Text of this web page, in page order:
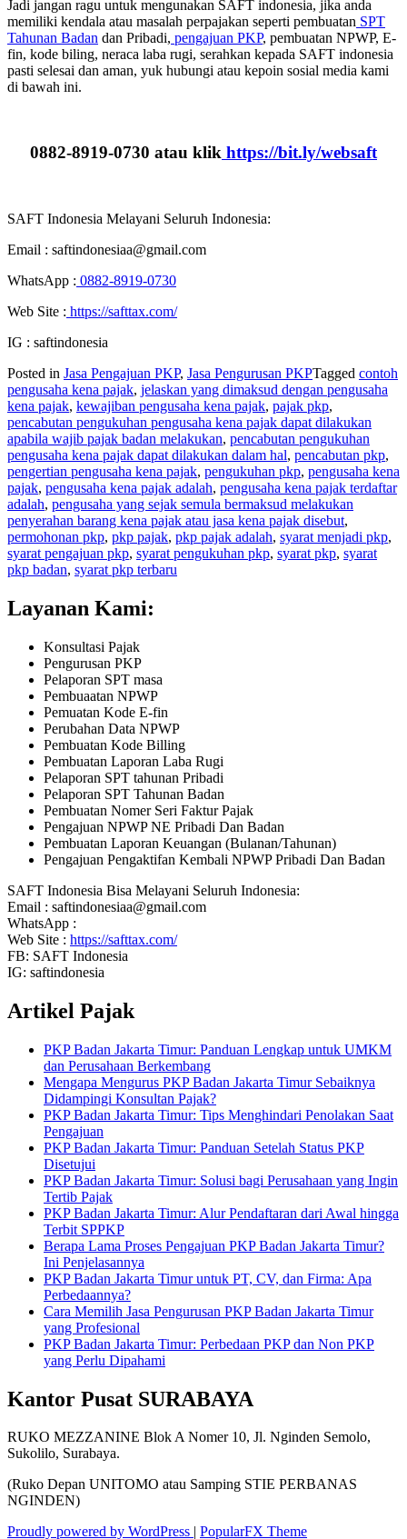
Jadi jangan ragu untuk mengunakan SAFT indonesia, jika anda
memiliki kendala atau masalah perpajakan seperti pembuatan SPT
Tahunan Badan dan Pribadi, pengajuan PKP, pembuatan NPWP, E-
fin, kode biling, neraca laba rugi, serahkan kepada SAFT indonesia
pasti selesai dan aman, yuk hubungi atau kepoin sosial media kami
di bawah ini.
0882-8919-0730 atau klik https://bit.ly/websaft
SAFT Indonesia Melayani Seluruh Indonesia:
Email : saftindonesiaa@gmail.com
WhatsApp : 0882-8919-0730
Web Site : https://safttax.com/
IG : saftindonesia
Posted in Jasa Pengajuan PKP, Jasa Pengurusan PKPTagged contoh
pengusaha kena pajak, jelaskan yang dimaksud dengan pengusaha
kena pajak, kewajiban pengusaha kena pajak, pajak pkp,
pencabutan pengukuhan pengusaha kena pajak dapat dilakukan
apabila wajib pajak badan melakukan, pencabutan pengukuhan
pengusaha kena pajak dapat dilakukan dalam hal, pencabutan pkp,
pengertian pengusaha kena pajak, pengukuhan pkp, pengusaha kena
pajak, pengusaha kena pajak adalah, pengusaha kena pajak terdaftar
adalah, pengusaha yang sejak semula bermaksud melakukan
penyerahan barang kena pajak atau jasa kena pajak disebut,
permohonan pkp, pkp pajak, pkp pajak adalah, syarat menjadi pkp,
syarat pengajuan pkp, syarat pengukuhan pkp, syarat pkp, syarat
pkp badan, syarat pkp terbaru
Layanan Kami:
Konsultasi Pajak
Pengurusan PKP
Pelaporan SPT masa
Pembuaatan NPWP
Pemuatan Kode E-fin
Perubahan Data NPWP
Pembuatan Kode Billing
Pembuatan Laporan Laba Rugi
Pelaporan SPT tahunan Pribadi
Pelaporan SPT Tahunan Badan
Pembuatan Nomer Seri Faktur Pajak
Pengajuan NPWP NE Pribadi Dan Badan
Pembuatan Laporan Keuangan (Bulanan/Tahunan)
Pengajuan Pengaktifan Kembali NPWP Pribadi Dan Badan
SAFT Indonesia Bisa Melayani Seluruh Indonesia:
Email : saftindonesiaa@gmail.com
WhatsApp :
Web Site : https://safttax.com/
FB: SAFT Indonesia
IG: saftindonesia
Artikel Pajak
PKP Badan Jakarta Timur: Panduan Lengkap untuk UMKM
dan Perusahaan Berkembang
Mengapa Mengurus PKP Badan Jakarta Timur Sebaiknya
Didampingi Konsultan Pajak?
PKP Badan Jakarta Timur: Tips Menghindari Penolakan Saat
Pengajuan
PKP Badan Jakarta Timur: Panduan Setelah Status PKP
Disetujui
PKP Badan Jakarta Timur: Solusi bagi Perusahaan yang Ingin
Tertib Pajak
PKP Badan Jakarta Timur: Alur Pendaftaran dari Awal hingga
Terbit SPPKP
Berapa Lama Proses Pengajuan PKP Badan Jakarta Timur?
Ini Penjelasannya
PKP Badan Jakarta Timur untuk PT, CV, dan Firma: Apa
Perbedaannya?
Cara Memilih Jasa Pengurusan PKP Badan Jakarta Timur
yang Profesional
PKP Badan Jakarta Timur: Perbedaan PKP dan Non PKP
yang Perlu Dipahami
Kantor Pusat SURABAYA
RUKO MEZZANINE Blok A Nomer 10, Jl. Nginden Semolo,
Sukolilo, Surabaya.
(Ruko Depan UNITOMO atau Samping STIE PERBANAS
NGINDEN)
Proudly powered by WordPress | PopularFX Theme